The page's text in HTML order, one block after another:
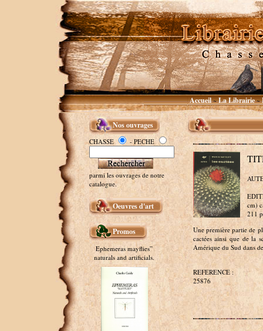
Accueil~La Librairie~
Nos ouvrages
CHASSE - PECHE
parmi les ouvrages de notre
catalogue.
Oeuvres d'art
Promos
Ephemeras mayflies”
naturals and artificials.
cm)
211
Une première partie de
cactées ainsi que de la
Amérique du Sud dans
REFERENCE :
25876